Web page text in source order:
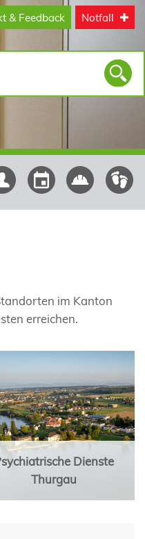
& Feedback Notfall
im Kanton
erreichen.
Dienste
Thurgau